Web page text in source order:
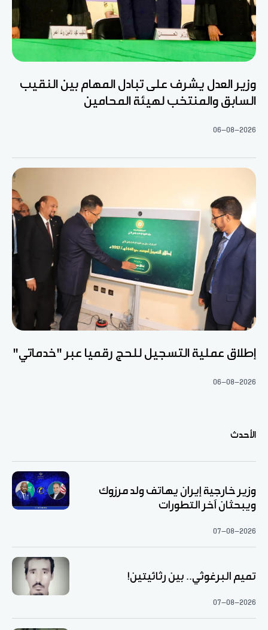
وزير العدل يشرف على تبادل المهام بين النقيب
السابق والمنتخب لهيئة المحامين
06-08-2026
إطلاق عملية التسجيل للحج رقميا عبر "خدماتي"
06-08-2026
الأحدث
وزير خارجية إيران يهاتف ولد مرزوك
ويبحثان آخر التطورات
07-08-2026
تميم البرغوثي.. بين رثائيتين!
07-08-2026